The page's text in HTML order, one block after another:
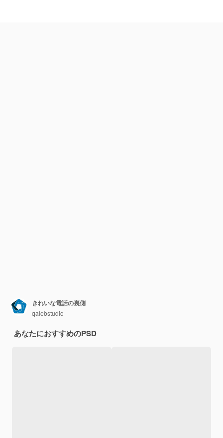
きれいな電話の裏側
qalebstudio
あなたにおすすめのPSD